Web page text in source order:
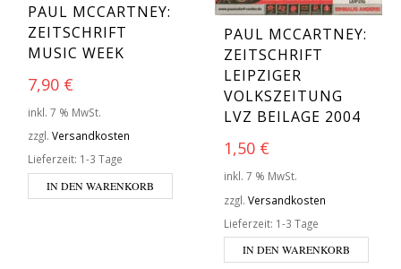
PAUL MCCARTNEY:
ZEITSCHRIFT
MUSIC WEEK
7,90 €
inkl. 7 % MwSt.
zzgl. Versandkosten
Lieferzeit: 1-3 Tage
IN DEN WARENKORB
PAUL MCCARTNEY:
ZEITSCHRIFT
LEIPZIGER
VOLKSZEITUNG
LVZ BEILAGE 2004
1,50 €
inkl. 7 % MwSt.
zzgl. Versandkosten
Lieferzeit: 1-3 Tage
IN DEN WARENKORB